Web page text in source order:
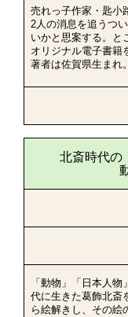
売れっ子作家・匙小
2人の消息を追うつ
いかと思案する。と
オリジナル電子書
著者は佐賀県生まれ。
北斎時代の
「動物」「日本人
代に生きた葛飾北斎
ら絵解きし、その絵